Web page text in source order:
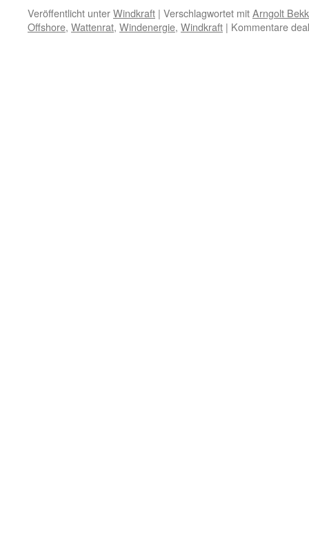
Veröffentlicht unterWindkraft | Verschlagwortet mitArngolt
Offshore, Wattenrat, Windenergie, Windkraft | Kommentare